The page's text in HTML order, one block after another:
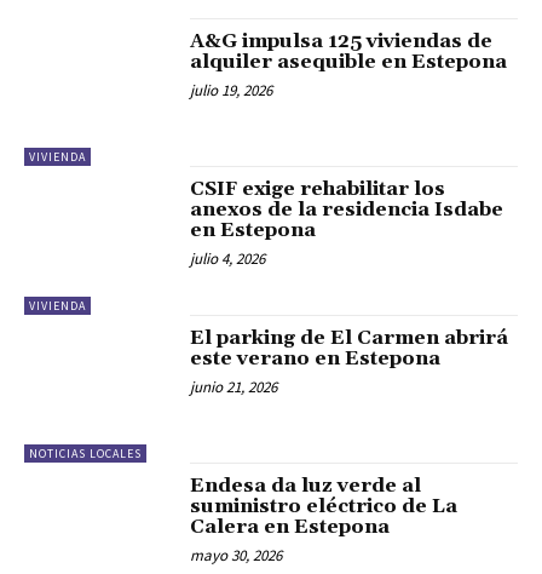
VIVIENDA
A&G impulsa 125 viviendas de
alquiler asequible en Estepona
julio 19, 2026
VIVIENDA
CSIF exige rehabilitar los
anexos de la residencia Isdabe
en Estepona
julio 4, 2026
NOTICIAS LOCALES
El parking de El Carmen abrirá
este verano en Estepona
junio 21, 2026
Endesa da luz verde al
suministro eléctrico de La
Calera en Estepona
mayo 30, 2026